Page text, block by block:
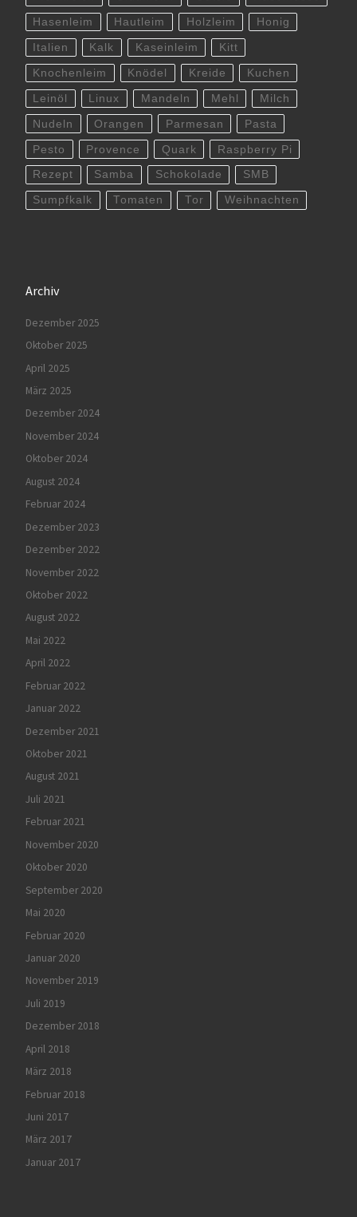
Hasenleim Hautleim Holzleim Honig
Italien Kalk Kaseinleim Kitt
Knochenleim Knödel Kreide Kuchen
Leinöl Linux Mandeln Mehl Milch
Nudeln Orangen Parmesan Pasta
Pesto Provence Quark Raspberry Pi
Rezept Samba Schokolade SMB
Sumpfkalk Tomaten Tor Weihnachten
Archiv
Dezember 2025
Oktober 2025
April 2025
März 2025
Dezember 2024
November 2024
Oktober 2024
August 2024
Februar 2024
Dezember 2023
Dezember 2022
November 2022
Oktober 2022
August 2022
Mai 2022
April 2022
Februar 2022
Januar 2022
Dezember 2021
Oktober 2021
August 2021
Juli 2021
Februar 2021
November 2020
Oktober 2020
September 2020
Mai 2020
Februar 2020
Januar 2020
November 2019
Juli 2019
Dezember 2018
April 2018
März 2018
Februar 2018
Juni 2017
März 2017
Januar 2017